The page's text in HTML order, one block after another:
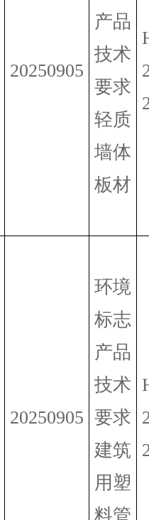
20250905
产品
技术
要求
轻质
墙体
板材
20250905
环境
标志
产品
技术
要求
建筑
用塑
料管